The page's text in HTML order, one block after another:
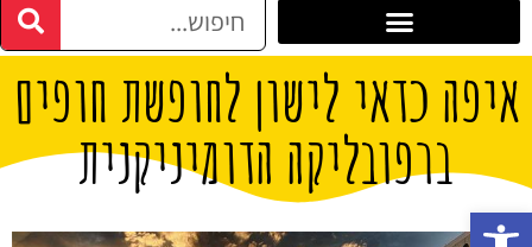
איפה כדאי לישון לחופשת חופים
ברפובליקה הדומיניקנית
פתח סרגל נגישות